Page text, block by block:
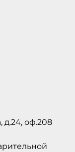
д.24, оф.208